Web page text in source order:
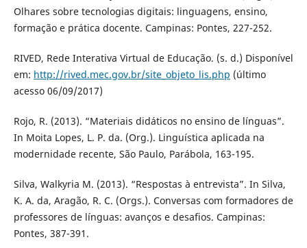
Olhares sobre tecnologias digitais: linguagens, ensino,
formação e prática docente. Campinas: Pontes, 227-252.
RIVED, Rede Interativa Virtual de Educação. (s. d.) Disponível
em: http://rived.mec.gov.br/site_objeto_lis.php (último
acesso 06/09/2017)
Rojo, R. (2013). “Materiais didáticos no ensino de línguas”.
In Moita Lopes, L. P. da. (Org.). Linguística aplicada na
modernidade recente, São Paulo, Parábola, 163-195.
Silva, Walkyria M. (2013). “Respostas à entrevista”. In Silva,
K. A. da, Aragão, R. C. (Orgs.). Conversas com formadores de
professores de línguas: avanços e desafios. Campinas:
Pontes, 387-391.